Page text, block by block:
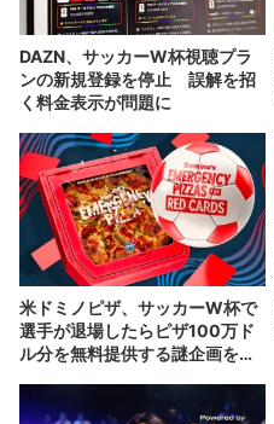
DAZN、サッカーW杯視聴プラ
ンの新規登録を停止 誤解を招
く料金表示が問題に
米ドミノピザ、サッカーW杯で
選手が退場したらピザ100万ド
ル分を無料提供する謎企画を発